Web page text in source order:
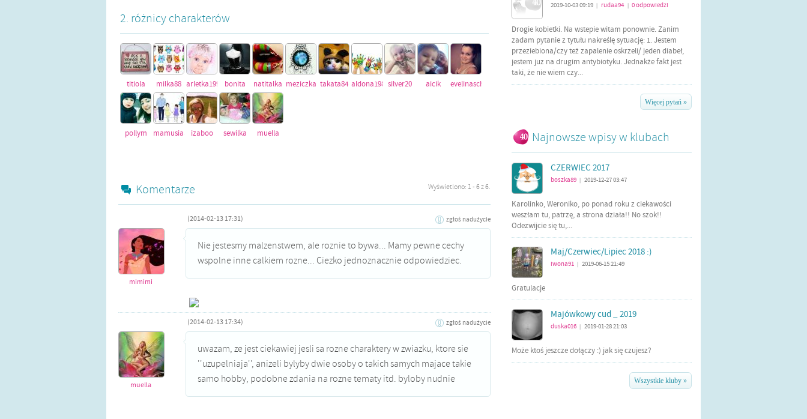
2. różnicy charakterów
titiola milka88 arletka1991 bonita natitalka meziczka takata84 aldona1987silver20 aicik evelinaschlapka
pollym mamusiaaaa18
izaboo sewilka muella
Komentarze Wyświetlono: 1 - 6 z 6.
(2014-02-13 17:31) zgłoś nadużycie
mimimi
Nie jestesmy malzenstwem, ale roznie to bywa... Mamy pewne cechy
wspolne inne calkiem rozne... Ciezko jednoznacznie odpowiedziec.
(2014-02-13 17:34) zgłoś nadużycie
muella
uwazam, ze jest ciekawiej jesli sa rozne charaktery w zwiazku, ktore sie
''uzupelniaja'', anizeli bylyby dwie osoby o takich samych majace takie
samo hobby, podobne zdania na rozne tematy itd. byloby nudnie
2019-10-03 09:19 rudaa94 0odpowiedzi
Drogie kobietki. Na wstepie witam ponownie. Zanim
zadam pytanie z tytułu nakreślę sytuację: 1. Jestem
przeziebiona/czy też zapalenie oskrzeli/ jeden diabeł,
jestem juz na drugim antybiotyku. Jednakże fakt jest
taki, że nie wiem czy...
Więcej pytań »
Najnowsze wpisy w klubach
CZERWIEC 2017
boszka89 2019-12-27 03:47
Karolinko, Weroniko, po ponad roku z ciekawości
weszłam tu, patrzę, a strona działa!! No szok!!
Odezwijcie się tu,...
Maj/Czerwiec/Lipiec 2018 :)
iwona91 2019-06-15 21:49
Gratulacje
Majówkowy cud _ 2019
duska016 2019-01-28 21:03
Może ktoś jeszcze dołączy :) jak się czujesz?
Wszystkie kluby »